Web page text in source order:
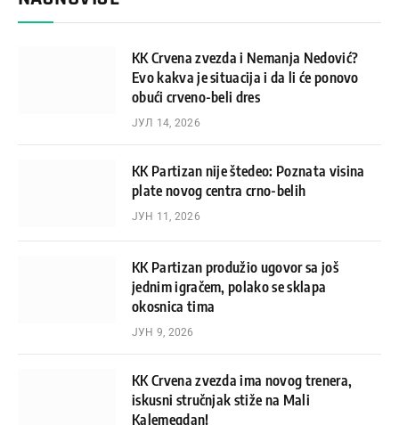
KK Crvena zvezda i Nemanja Nedović?
Evo kakva je situacija i da li će ponovo
obući crveno-beli dres
ЈУЛ 14, 2026
KK Partizan nije štedeo: Poznata visina
plate novog centra crno-belih
ЈУН 11, 2026
KK Partizan produžio ugovor sa još
jednim igračem, polako se sklapa
okosnica tima
ЈУН 9, 2026
KK Crvena zvezda ima novog trenera,
iskusni stručnjak stiže na Mali
Kalemegdan!